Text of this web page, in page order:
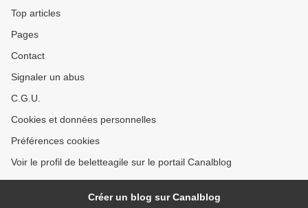
Top articles
Pages
Contact
Signaler un abus
C.G.U.
Cookies et données personnelles
Préférences cookies
Voir le profil de beletteagile sur le portail Canalblog
Créer un blog sur Canalblog